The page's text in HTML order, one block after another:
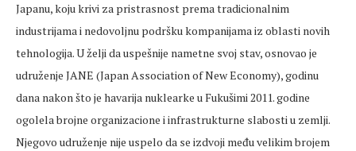
Japanu, koju krivi za pristrasnost prema tradicionalnim
industrijama i nedovoljnu podršku kompanijama iz oblasti novih
tehnologija. U želji da uspešnije nametne svoj stav, osnovao je
udruženje JANE (Japan Association of New Economy), godinu
dana nakon što je havarija nuklearke u Fukušimi 2011. godine
ogolela brojne organizacione i infrastrukturne slabosti u zemlji.
Njegovo udruženje nije uspelo da se izdvoji među velikim brojem